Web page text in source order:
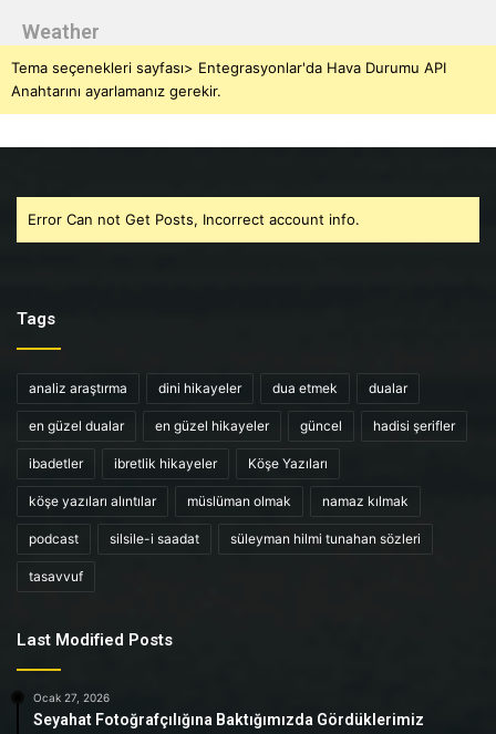
Weather
Tema seçenekleri sayfası> Entegrasyonlar'da Hava Durumu API
Anahtarını ayarlamanız gerekir.
Error Can not Get Posts, Incorrect account info.
Tags
analiz araştırma dini hikayeler dua etmek dualar
en güzel dualar en güzel hikayeler güncel hadisi şerifler
ibadetler ibretlik hikayeler Köşe Yazıları
köşe yazıları alıntılar müslüman olmak namaz kılmak
podcast silsile-i saadat süleyman hilmi tunahan sözleri
tasavvuf
Last Modified Posts
Ocak 27, 2026
Seyahat Fotoğrafçılığına Baktığımızda Gördüklerimiz